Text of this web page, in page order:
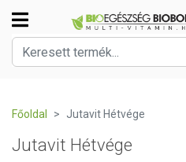
Főoldal Jutavit Hétvége
Jutavit Hétvége